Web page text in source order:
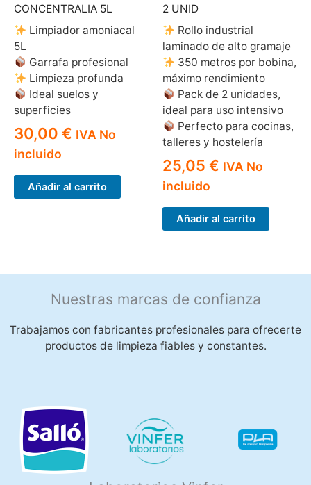
CONCENTRALIA 5L
Limpiador amoniacal
5L
Garrafa profesional
Limpieza profunda
Ideal suelos y
superficies
30,00 € IVA No
incluido
Añadir al carrito
2 UNID
Rollo industrial
laminado de alto gramaje
350 metros por bobina,
máximo rendimiento
Pack de 2 unidades,
ideal para uso intensivo
Perfecto para cocinas,
talleres y hostelería
25,05 € IVA No
incluido
Añadir al carrito
Nuestras marcas de confianza
Trabajamos con fabricantes profesionales para ofrecerte
productos de limpieza fiables y constantes.